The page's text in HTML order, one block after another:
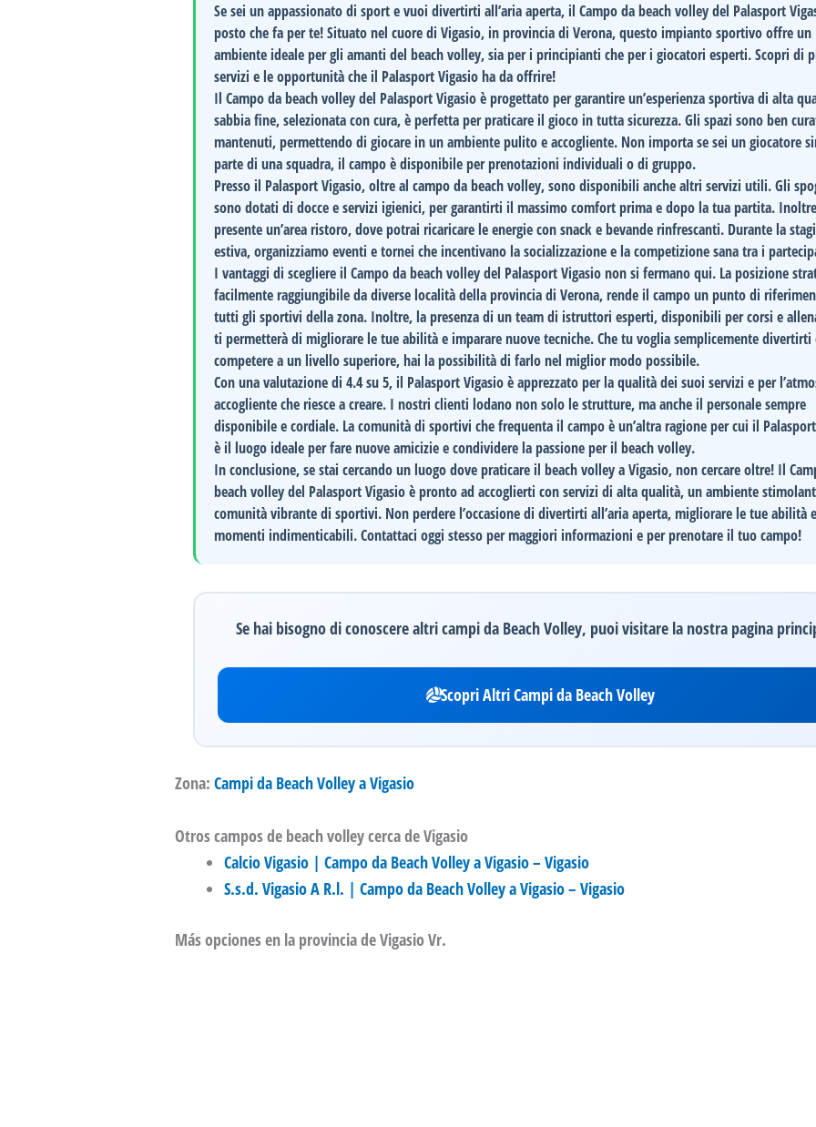
Se sei un appassionato di sport e vuoi divertirti all’aria aperta, ilCampo da beach volleydel Palasport
posto che fa per te! Situato nel cuore diVigasio, in provincia diVerona, questo impianto sportivo offre un
ambiente ideale per gli amanti del beach volley, sia per i principianti che per i giocatori esperti. Scopri di
servizi e le opportunità che il Palasport Vigasio ha da offrire!
IlCampo da beach volleydel Palasport Vigasio è progettato per garantire un’esperienza sportiva di alta
sabbia fine, selezionata con cura, è perfetta per praticare il gioco in tutta sicurezza. Gli spazi sono ben
mantenuti, permettendo di giocare in un ambiente pulito e accogliente. Non importa se sei un giocatore
parte di una squadra, il campo è disponibile per prenotazioni individuali o di gruppo.
Presso il Palasport Vigasio, oltre al campo da beach volley, sono disponibili anche altri servizi utili. Gli
sono dotati di docce e servizi igienici, per garantirti il massimo comfort prima e dopo la tua partita.
presente un’area ristoro, dove potrai ricaricare le energie con snack e bevande rinfrescanti. Durante la
estiva, organizziamo eventi e tornei che incentivano la socializzazione e la competizione sana tra i
I vantaggi di scegliere ilCampo da beach volleydel Palasport Vigasio non si fermano qui. La posizione
facilmente raggiungibile da diverse località della provincia di Verona, rende il campo un punto di
tutti gli sportivi della zona. Inoltre, la presenza di un team di istruttori esperti, disponibili per corsi e
ti permetterà di migliorare le tue abilità e imparare nuove tecniche. Che tu voglia semplicemente divertirti
competere a un livello superiore, hai la possibilità di farlo nel miglior modo possibile.
Con una valutazione di4.4su 5, il Palasport Vigasio è apprezzato per la qualità dei suoi servizi e per
accogliente che riesce a creare. I nostri clienti lodano non solo le strutture, ma anche il personale sempre
disponibile e cordiale. La comunità di sportivi che frequenta il campo è un’altra ragione per cui il
è il luogo ideale per fare nuove amicizie e condividere la passione per il beach volley.
In conclusione, se stai cercando un luogo dove praticare il beach volley a Vigasio, non cercare oltre! Il
beach volleydel Palasport Vigasioè pronto ad accoglierti con servizi di alta qualità, un ambiente
comunità vibrante di sportivi. Non perdere l’occasione di divertirti all’aria aperta, migliorare le tue abilità
momenti indimenticabili.Contattaci oggi stesso per maggiori informazioni e per prenotare il tuo campo!
Se hai bisogno di conoscere altri campi da Beach Volley, puoi visitare la nostra pagina
Scopri Altri Campi da Beach Volley
Zona: Campi da Beach Volley a Vigasio
Otros campos de beach volley cerca de Vigasio
Calcio Vigasio | Campo da Beach Volley a Vigasio – Vigasio
S.s.d. Vigasio A R.l. | Campo da Beach Volley a Vigasio – Vigasio
Más opciones en la provincia de Vigasio Vr.